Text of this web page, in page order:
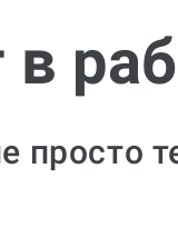
просто